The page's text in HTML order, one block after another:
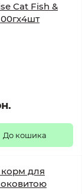
Cat Fish &
До кошика
для